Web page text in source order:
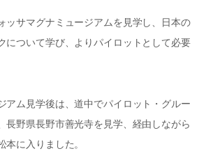
ッサマグナミュージアムを見学し、日本の
について学び、よりパイロットとして必要
アム見学後は、道中でパイロット・グルー
長野県長野市善光寺を見学、経由しながら
に入りました。